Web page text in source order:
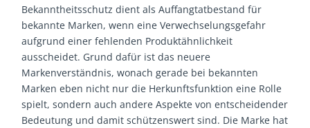
Bekanntheitsschutz dient als Auffangtatbestand für
bekannte Marken, wenn eine Verwechselungsgefahr
aufgrund einer fehlenden Produktähnlichkeit
ausscheidet. Grund dafür ist das neuere
Markenverständnis, wonach gerade bei bekannten
Marken eben nicht nur die Herkunftsfunktion eine Rolle
spielt, sondern auch andere Aspekte von entscheidender
Bedeutung und damit schützenswert sind. Die Marke hat